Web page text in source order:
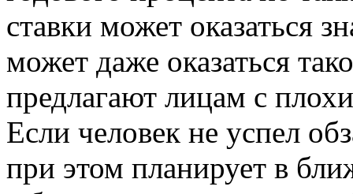
ставки может оказаться
может даже оказаться
предлагают лицам с
Если человек не успел
при этом планирует в